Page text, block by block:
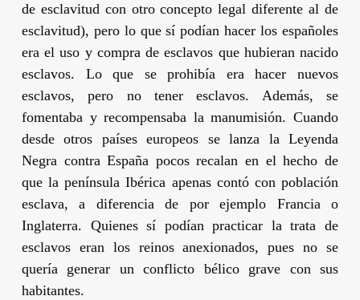
de esclavitud con otro concepto legal diferente al de
esclavitud), pero lo que sí podían hacer los españoles
era el uso y compra de esclavos que hubieran nacido
esclavos. Lo que se prohibía era hacer nuevos
esclavos, pero no tener esclavos. Además, se
fomentaba y recompensaba la manumisión. Cuando
desde otros países europeos se lanza la Leyenda
Negra contra España pocos recalan en el hecho de
que la península Ibérica apenas contó con población
esclava, a diferencia de por ejemplo Francia o
Inglaterra. Quienes sí podían practicar la trata de
esclavos eran los reinos anexionados, pues no se
quería generar un conflicto bélico grave con sus
habitantes.